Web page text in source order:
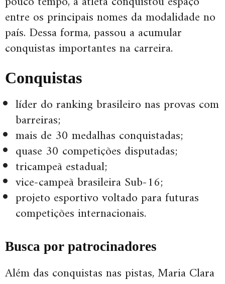
entre os principais nomes da modalidade no
país. Dessa forma, passou a acumular
conquistas importantes na carreira.
Conquistas
líder do ranking brasileiro nas provas com
barreiras;
mais de 30 medalhas conquistadas;
quase 30 competições disputadas;
tricampeã estadual;
vice-campeã brasileira Sub-16;
projeto esportivo voltado para futuras
competições internacionais.
Busca por patrocinadores
Além das conquistas nas pistas, Maria Clara